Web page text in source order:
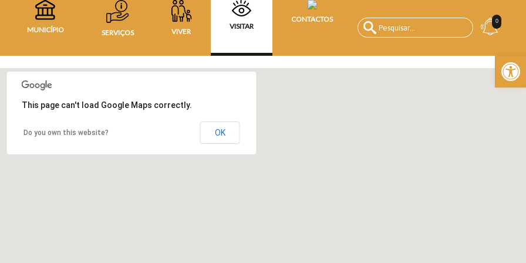
0
MUNICÍPIO SERVIÇOS VIVER
VISITAR
CONTACTOS
This page can't load Google Maps correctly.
Do you own this website? OK